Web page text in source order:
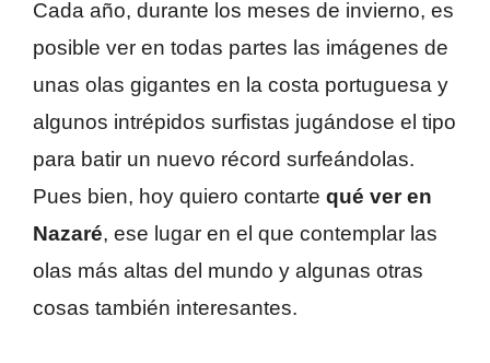
Cada año, durante los meses de invierno, es
posible ver en todas partes las imágenes de
unas olas gigantes en la costa portuguesa y
algunos intrépidos surfistas jugándose el tipo
para batir un nuevo récord surfeándolas.
Pues bien, hoy quiero contarte qué ver en
Nazaré, ese lugar en el que contemplar las
olas más altas del mundo y algunas otras
cosas también interesantes.